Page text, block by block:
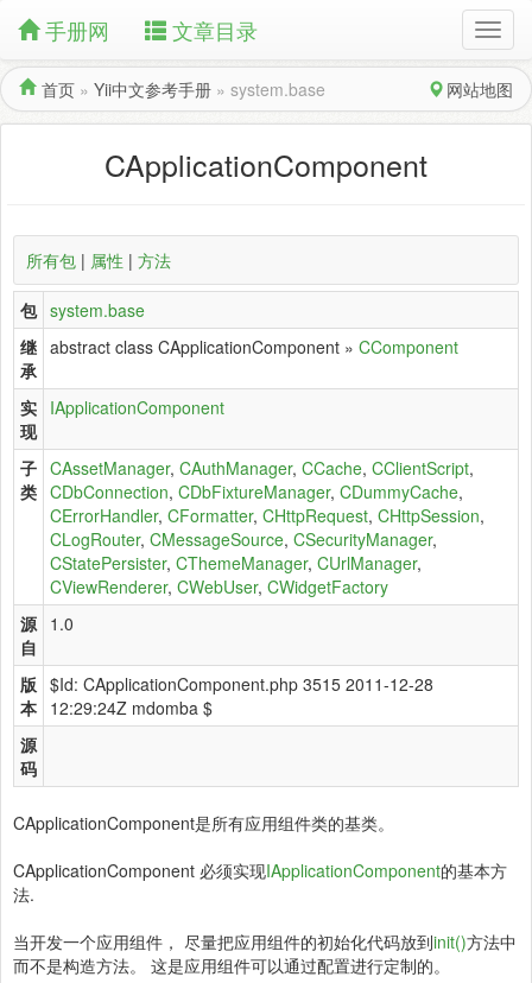
手册网 文章目录
首页 » Yii中文参考手册 » system.base 网站地图
CApplicationComponent
所有包 | 属性 | 方法
包 system.base
继
承
abstract class CApplicationComponent » CComponent
实
现
IApplicationComponent
子
类
CAssetManager, CAuthManager, CCache, CClientScript,
CDbConnection, CDbFixtureManager, CDummyCache,
CErrorHandler, CFormatter, CHttpRequest, CHttpSession,
CLogRouter, CMessageSource, CSecurityManager,
CStatePersister, CThemeManager, CUrlManager,
CViewRenderer, CWebUser, CWidgetFactory
源
自
1.0
版
本
$Id: CApplicationComponent.php 3515 2011-12-28
12:29:24Z mdomba $
源
码
CApplicationComponent是所有应用组件类的基类。
CApplicationComponent 必须实现IApplicationComponent的基本方
法.
当开发一个应用组件， 尽量把应用组件的初始化代码放到init()方法中
而不是构造方法。 这是应用组件可以通过配置进行定制的。